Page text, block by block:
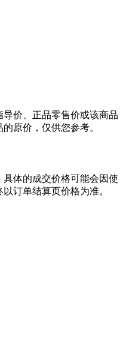
价、正品零售价或该商品
原价，仅供您参考。
体的成交价格可能会因使
订单结算页价格为准。